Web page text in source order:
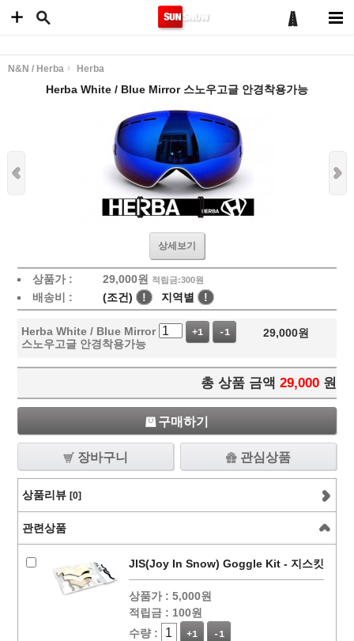
N&N / Herba Herba
Herba White / Blue Mirror 스노우고글 안경착용가능
상세보기
상품가 : 29,000원 적립금:300원
배송비 : (조건) ! 지역별 !
Herba White / Blue Mirror
스노우고글 안경착용가능
+1 -1 29,000원
총 상품 금액 29,000 원
구매하기
장바구니 관심상품
상품리뷰 [0]
관련상품
JIS(Joy In Snow) Goggle Kit - 지스킷
상품가 : 5,000원
적립금 : 100원
수량 :
+1 -1